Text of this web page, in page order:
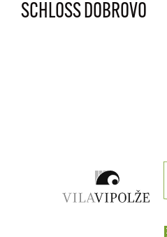
SCHLOSS DOBROVO